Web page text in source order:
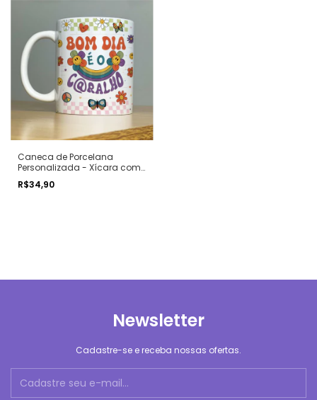
Caneca de Porcelana
Personalizada - Xícara com
Frases Divertidas e
Engraçadas - Indelicadas
R$34,90
Newsletter
Cadastre-se e receba nossas ofertas.